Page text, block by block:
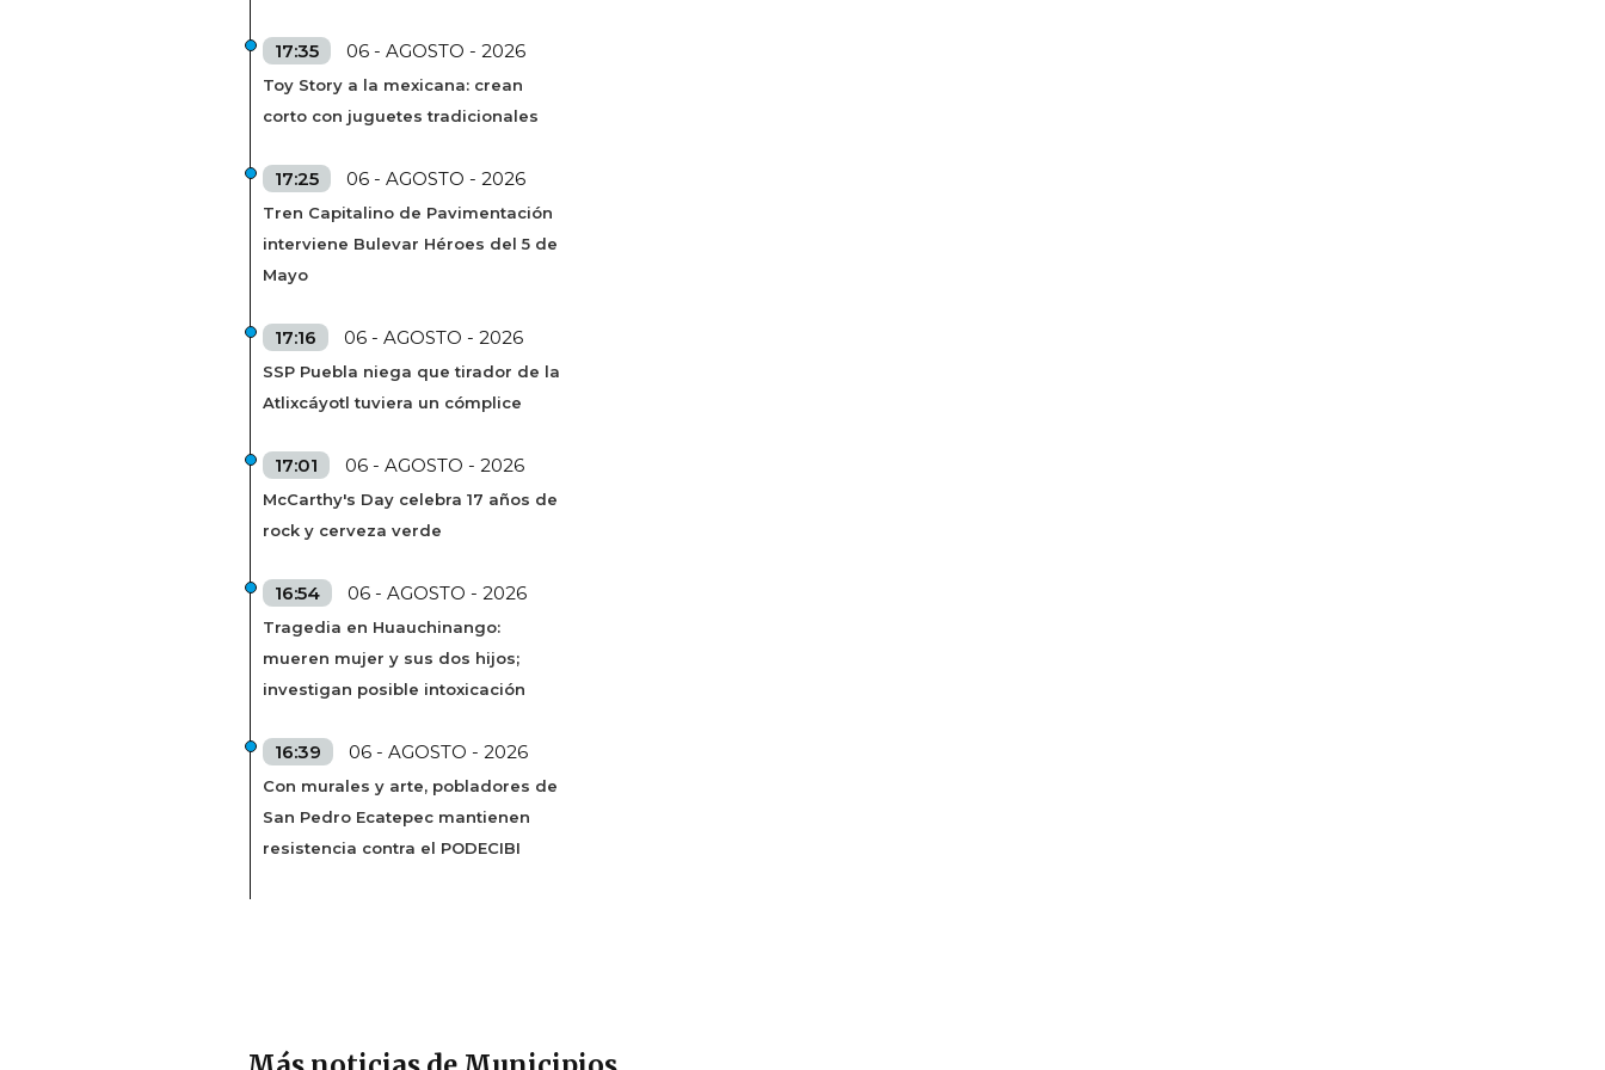
17:35 06 - AGOSTO - 2026
Toy Story a la mexicana: crean
corto con juguetes tradicionales
17:25 06 - AGOSTO - 2026
Tren Capitalino de Pavimentación
interviene Bulevar Héroes del 5 de
Mayo
17:16 06 - AGOSTO - 2026
SSP Puebla niega que tirador de la
Atlixcáyotl tuviera un cómplice
17:01 06 - AGOSTO - 2026
McCarthy's Day celebra 17 años de
rock y cerveza verde
16:54 06 - AGOSTO - 2026
Tragedia en Huauchinango:
mueren mujer y sus dos hijos;
investigan posible intoxicación
16:39 06 - AGOSTO - 2026
Con murales y arte, pobladores de
San Pedro Ecatepec mantienen
resistencia contra el PODECIBI